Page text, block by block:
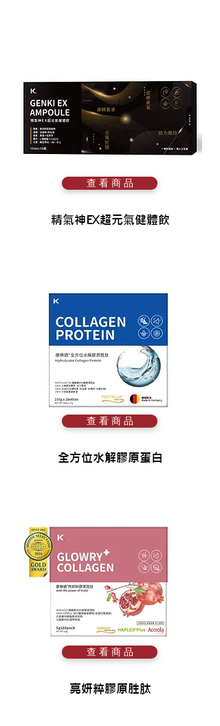
查 看 商 品
精氣神EX超元氣健體飲
查 看 商 品
全方位水解膠原蛋白
查 看 商 品
亮妍粹膠原胜肽